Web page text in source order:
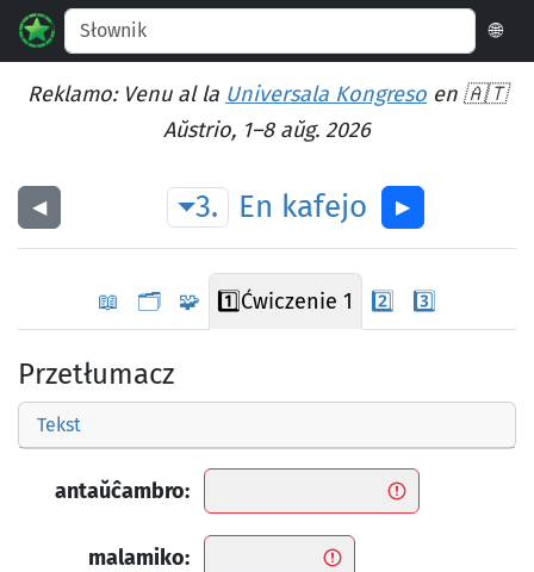
🌐
Reklamo: Venu al la Universala Kongreso en 🇦🇹
Aŭstrio, 1–8 aŭg. 2026
◀︎ 3. En kafejo ▶︎
📖 🗂️ 🧩 1️⃣Ćwiczenie 1 2️⃣ 3️⃣
Przetłumacz
Tekst
antaŭĉambro:
malamiko: